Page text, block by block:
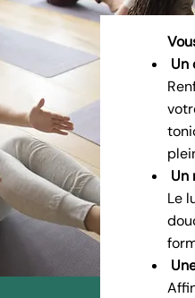
Un
Un
Le